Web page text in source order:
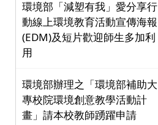
環境部「減塑有我」愛分享行
動線上環境教育活動宣傳海報
(EDM)及短片歡迎師生多加利
用
環境部辦理之「環境部補助大
專校院環境創意教學活動計
畫」請本校教師踴躍申請